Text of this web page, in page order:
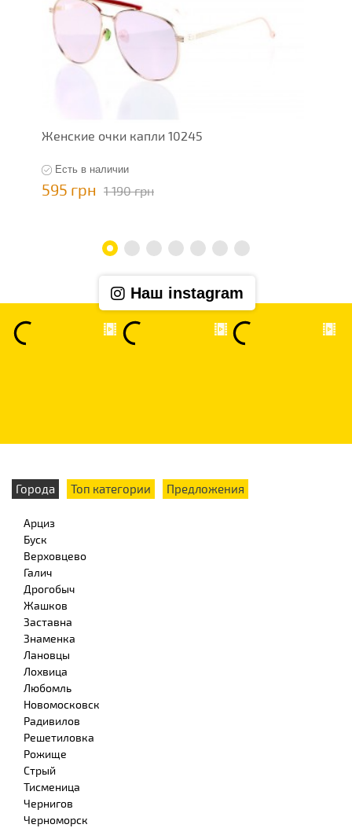
Женские очки капли 10245
Есть в наличии
595 грн 1 190 грн
Наш instagram
Города Топ категории Предложения
Арциз
Буск
Верховцево
Галич
Дрогобыч
Жашков
Заставна
Знаменка
Лановцы
Лохвица
Любомль
Новомосковск
Радивилов
Решетиловка
Рожище
Стрый
Тисменица
Чернигов
Черноморск